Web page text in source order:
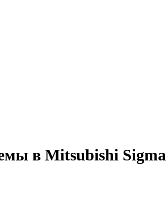
в Mitsubishi Sigma